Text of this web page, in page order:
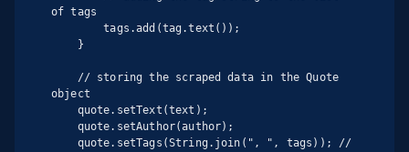
of tags
        tags.add(tag.text());
object